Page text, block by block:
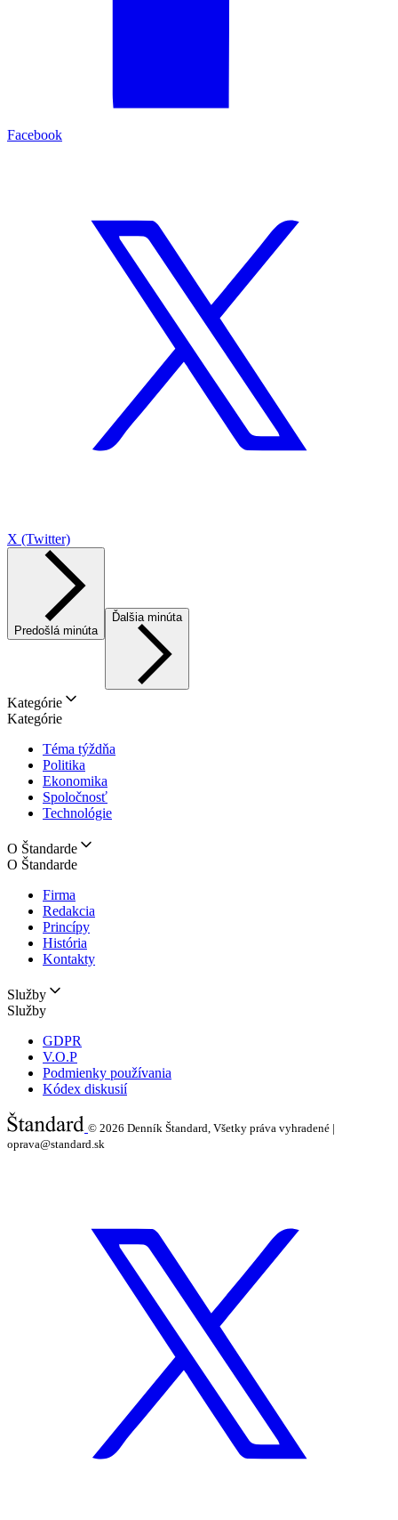
Facebook
X (Twitter)
Predošlá minúta
Ďalšia minúta
Kategórie
Kategórie
Téma týždňa
Politika
Ekonomika
Spoločnosť
Technológie
O Štandarde
O Štandarde
Firma
Redakcia
Princípy
História
Kontakty
Služby
Služby
GDPR
V.O.P
Podmienky používania
Kódex diskusií
© 2026 Denník Štandard, Všetky práva vyhradené |
oprava@standard.sk